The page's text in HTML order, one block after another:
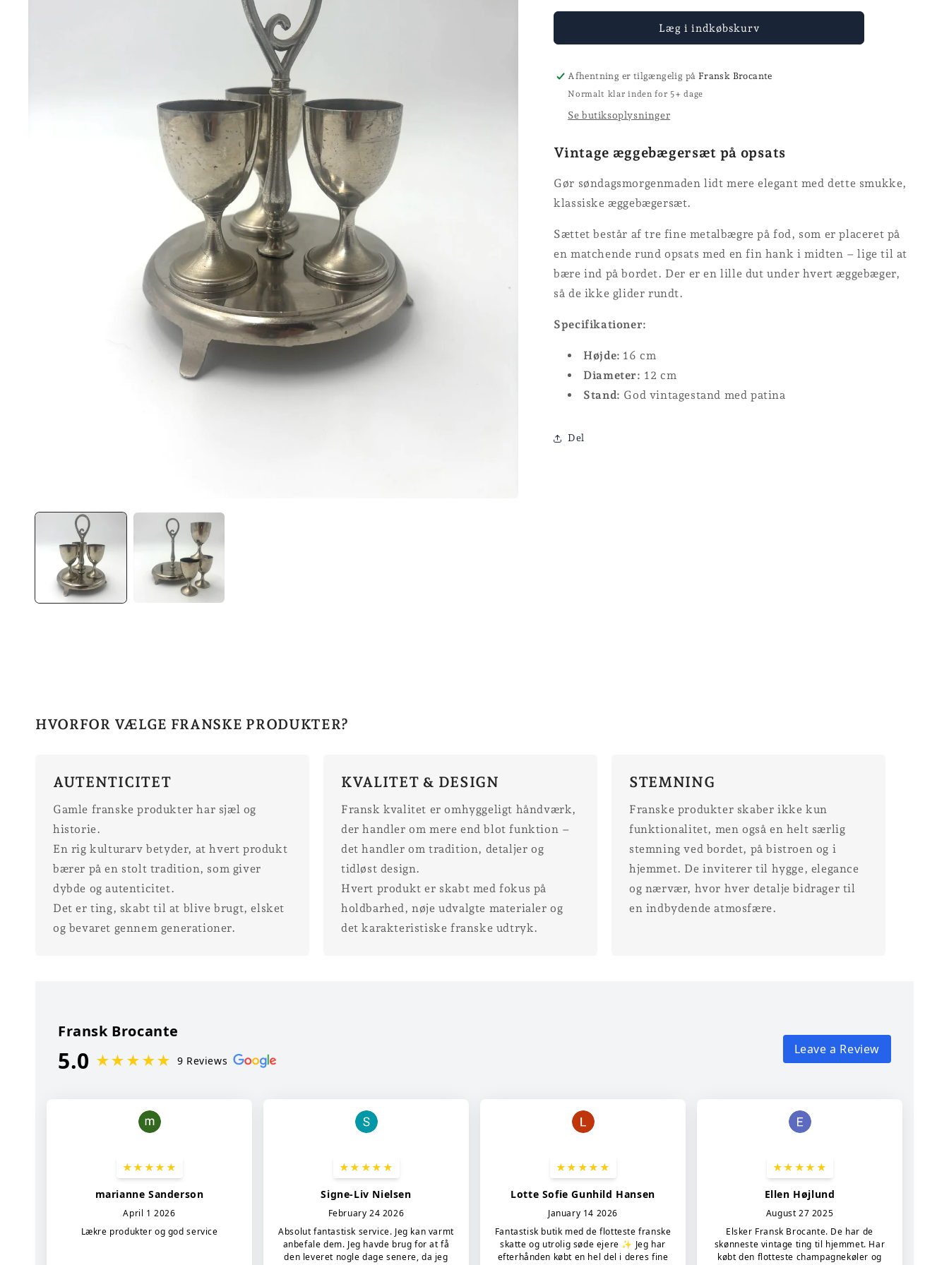
for
Æggebægersæt
for
Æggebægersæt
Læg i indkøbskurv
Afhentning er tilgængelig på Fransk Brocante
Normalt klar inden for 5+ dage
Se butiksoplysninger
Vintage æggebægersæt på opsats
Gør søndagsmorgenmaden lidt mere elegant med dette smukke,
klassiske æggebægersæt.
Sættet består af tre fine metalbægre på fod, som er placeret på
en matchende rund opsats med en fin hank i midten – lige til at
bære ind på bordet. Der er en lille dut under hvert æggebæger,
så de ikke glider rundt.
Specifikationer:
Højde: 16 cm
Diameter: 12 cm
Stand: God vintagestand med patina
Del
HVORFOR VÆLGE FRANSKE PRODUKTER?
AUTENTICITET
Gamle franske produkter har sjæl og
historie.
En rig kulturarv betyder, at hvert produkt
bærer på en stolt tradition, som giver
dybde og autenticitet.
Det er ting, skabt til at blive brugt, elsket
og bevaret gennem generationer.
KVALITET & DESIGN
Fransk kvalitet er omhyggeligt håndværk,
der handler om mere end blot funktion –
det handler om tradition, detaljer og
tidløst design.
Hvert produkt er skabt med fokus på
holdbarhed, nøje udvalgte materialer og
det karakteristiske franske udtryk.
STEMNING
Franske produkter skaber ikke kun
funktionalitet, men også en helt særlig
stemning ved bordet, på bistroen og i
hjemmet. De inviterer til hygge, elegance
og nærvær, hvor hver detalje bidrager til
en indbydende atmosfære.